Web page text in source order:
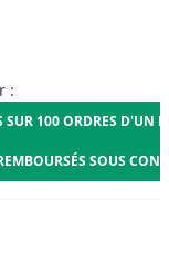
:
SUR 100 ORDRES
SOUS